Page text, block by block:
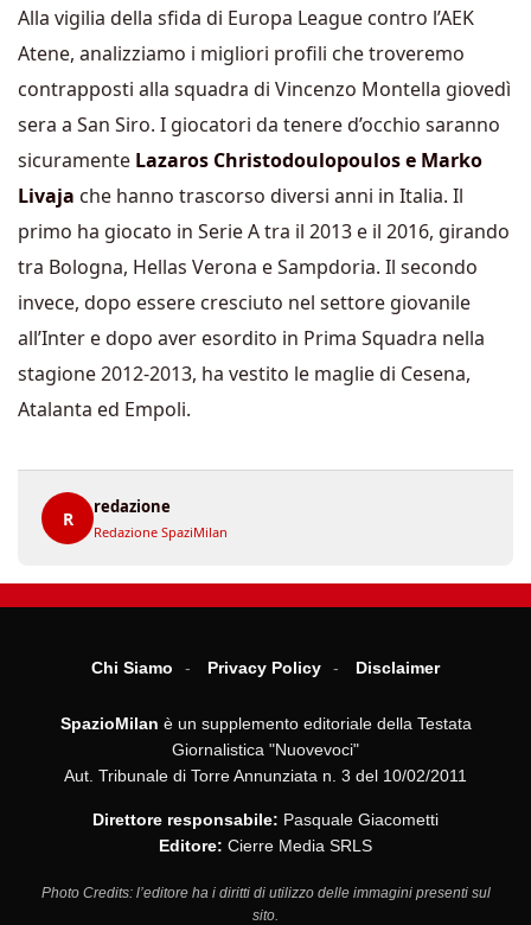
Alla vigilia della sfida di Europa League contro l’AEK
Atene, analizziamo i migliori profili che troveremo
contrapposti alla squadra di Vincenzo Montella giovedì
sera a San Siro. I giocatori da tenere d’occhio saranno
sicuramente Lazaros Christodoulopoulos e Marko
Livaja che hanno trascorso diversi anni in Italia. Il
primo ha giocato in Serie A tra il 2013 e il 2016, girando
tra Bologna, Hellas Verona e Sampdoria. Il secondo
invece, dopo essere cresciuto nel settore giovanile
all’Inter e dopo aver esordito in Prima Squadra nella
stagione 2012-2013, ha vestito le maglie di Cesena,
Atalanta ed Empoli.
R
redazione
Redazione SpaziMilan
Chi Siamo Privacy Policy Disclaimer
SpazioMilan è un supplemento editoriale della Testata
Giornalistica "Nuovevoci"
Aut. Tribunale di Torre Annunziata n. 3 del 10/02/2011
Direttore responsabile: Pasquale Giacometti
Editore: Cierre Media SRLS
Photo Credits: l’editore ha i diritti di utilizzo delle immagini presenti sul
sito.